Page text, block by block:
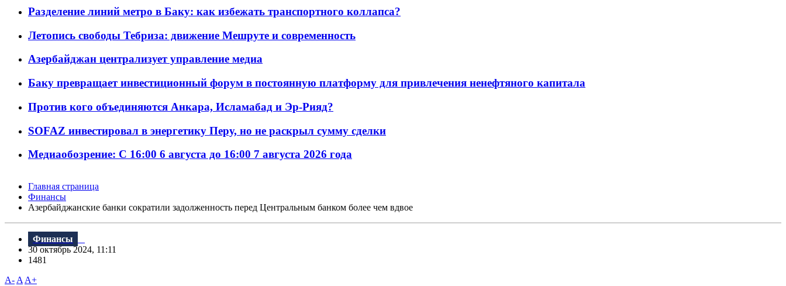
Разделение линий метро в Баку: как избежать транспортного коллапса?
Летопись свободы Тебриза: движение Мешруте и современность
Азербайджан централизует управление медиа
Баку превращает инвестиционный форум в постоянную платформу для привлечения ненефтяного капитала
Против кого объединяются Анкара, Исламабад и Эр-Рияд?
SOFAZ инвестировал в энергетику Перу, но не раскрыл сумму сделки
Медиаобозрение: С 16:00 6 августа до 16:00 7 августа 2026 года
Главная страница
Финансы
Азербайджанские банки сократили задолженность перед Центральным банком более чем вдвое
Финансы
30 октябрь 2024, 11:11
1481
A- A A+